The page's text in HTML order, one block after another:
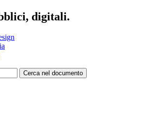
digitali.
Cerca nel documento